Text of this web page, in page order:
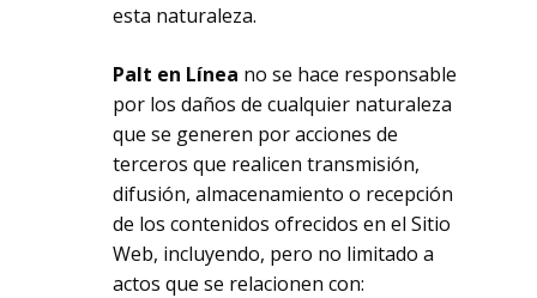
esta naturaleza.
Palt en Línea no se hace responsable
por los daños de cualquier naturaleza
que se generen por acciones de
terceros que realicen transmisión,
difusión, almacenamiento o recepción
de los contenidos ofrecidos en el Sitio
Web, incluyendo, pero no limitado a
actos que se relacionen con: